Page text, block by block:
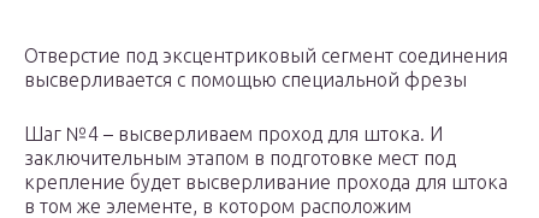
Отверстие под эксцентриковый сегмент соединения
высверливается с помощью специальной фрезы
Шаг №4 – высверливаем проход для штока. И
заключительным этапом в подготовке мест под
крепление будет высверливание прохода для штока
в том же элементе, в котором расположим